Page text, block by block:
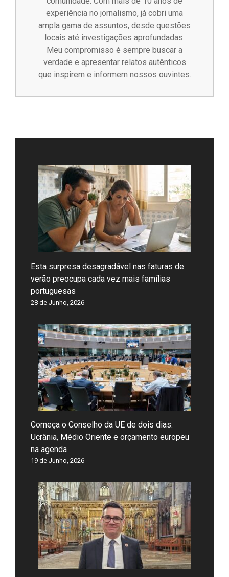
experiência no jornalismo, já cobri uma
ampla gama de assuntos, desde questões
locais até investigações aprofundadas.
Meu compromisso é sempre buscar a
verdade e apresentar relatos autênticos
que inspirem e informem nossos ouvintes.
Esta surpresa desagradável nas faturas de
verão preocupa cada vez mais famílias
portuguesas
28 de Junho, 2026
Começa o Conselho da UE de dois dias:
Ucrânia, Médio Oriente e orçamento europeu
na agenda
19 de Junho, 2026